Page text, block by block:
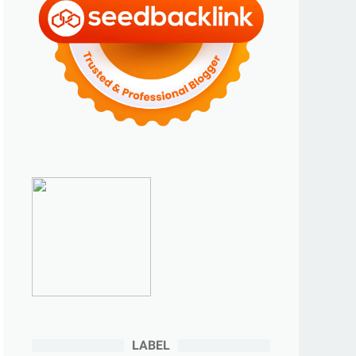
►Agustus 2024(4)
►
Juli 2024
► Juni 2024(3)
Mei 2024 (5)
(2)
►Februari 2024
LABEL